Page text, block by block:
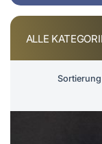
ALLE